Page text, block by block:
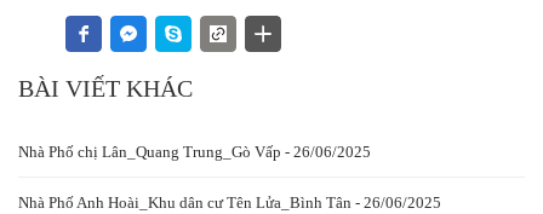
BÀI VIẾT KHÁC
Nhà Phố chị Lân_Quang Trung_Gò Vấp - 26/06/2025
Nhà Phố Anh Hoài_Khu dân cư Tên Lửa_Bình Tân - 26/06/2025